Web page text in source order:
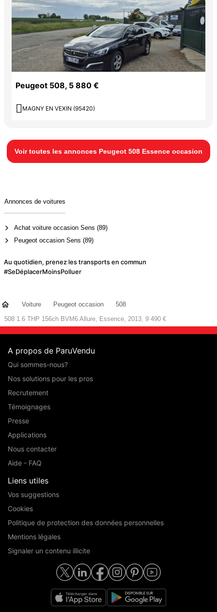
Peugeot 508, 5 880 €
 MAGNY EN VEXIN (95420)
Voir toutes les annonces Peugeot 508 Essence occasion
Annonces de voitures
Achat voiture occasion Sens (89)
Peugeot occasion Sens (89)
Au quotidien, prenez les transports en commun
#SeDéplacerMoinsPolluer
Voiture Peugeot occasion
508
508 1.6 THP 156ch BVM6 Allure, Essence, 2013, 9 490 €
A propos de ParuVendu
Qui sommes-nous?
Nos solutions pour les pros
Recrutement
Témoignages
Presse
Applications
Nous contacter
Aide - FAQ
Liens utiles
Vos suggestions
Cookies
Politique de protection des données personnelles
Mentions légales
Signaler un contenu illicite